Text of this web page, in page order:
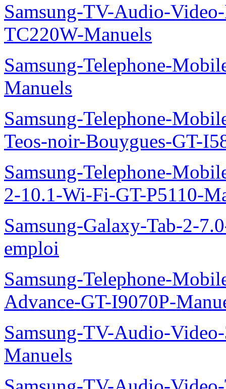
Samsung-TV-Audio-
TC220W-Manuels
Samsung-Telephone-
Manuels
Samsung-Telephone-
Teos-noir-Bouygues-GT-
Samsung-Telephone-
2-10.1-Wi-Fi-GT-P5110-
Samsung-Galaxy-Tab-2-
emploi
Samsung-Telephone-
Advance-GT-I9070P-
Samsung-TV-Audio-
Manuels